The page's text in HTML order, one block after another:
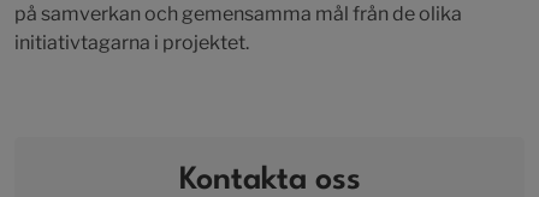
på samverkan och gemensamma mål från de olika
initiativtagarna i projektet.
Kontakta oss